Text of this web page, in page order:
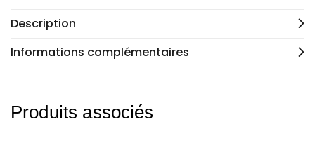
Description
Informations complémentaires
Produits associés